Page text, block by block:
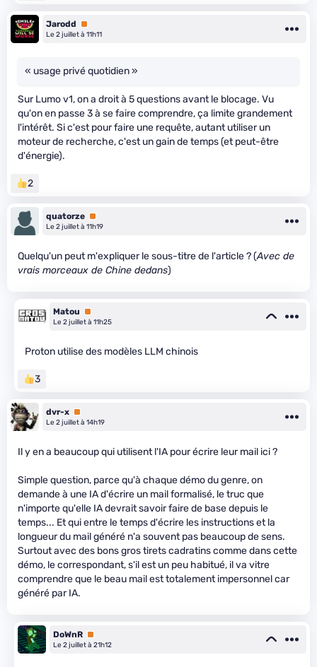
Jarodd
Premium
Le 2 juillet à 11h11
« usage privé quotidien »
Sur Lumo v1, on a droit à 5 questions avant le blocage. Vu
qu'on en passe 3 à se faire comprendre, ça limite grandement
l'intérêt. Si c'est pour faire une requête, autant utiliser un
moteur de recherche, c'est un gain de temps (et peut-être
d'énergie).
2
quatorze Premium
Le 2 juillet à 11h19
Quelqu'un peut m'expliquer le sous-titre de l'article ? (Avec de
vrais morceaux de Chine dedans)
Matou
Premium
Le 2 juillet à 11h25
Proton utilise des modèles LLM chinois
3
dvr-x Premium
Le 2 juillet à 14h19
Il y en a beaucoup qui utilisent l'IA pour écrire leur mail ici ?
Simple question, parce qu'à chaque démo du genre, on
demande à une IA d'écrire un mail formalisé, le truc que
n'importe qu'elle IA devrait savoir faire de base depuis le
temps... Et qui entre le temps d'écrire les instructions et la
longueur du mail généré n'a souvent pas beaucoup de sens.
Surtout avec des bons gros tirets cadratins comme dans cette
démo, le correspondant, s'il est un peu habitué, il va vitre
comprendre que le beau mail est totalement impersonnel car
généré par IA.
DoWnR Premium
Le 2 juillet à 21h12